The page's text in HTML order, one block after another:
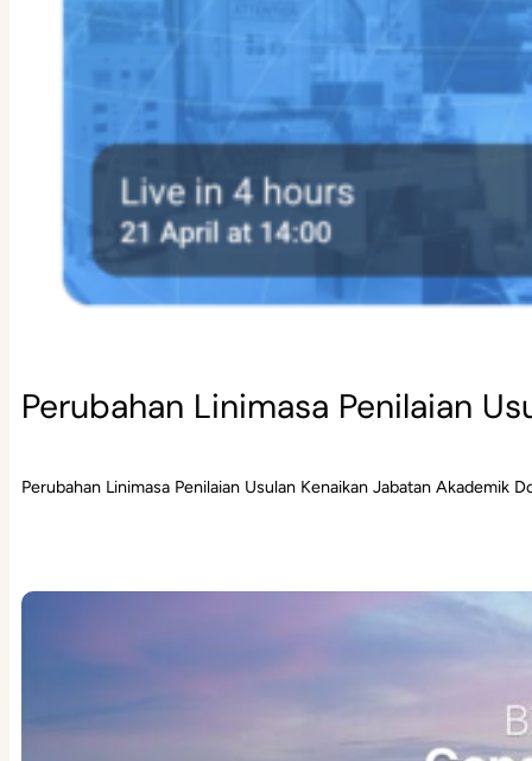
Perubahan Linimasa Penilaian
Perubahan Linimasa Penilaian Usulan Kenaikan Jabatan Akademik